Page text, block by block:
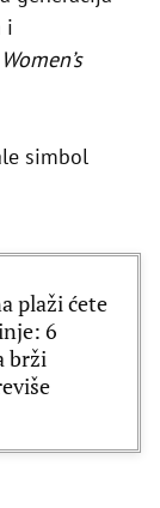
i
Women’s
simbol
plaži ćete
6
brži